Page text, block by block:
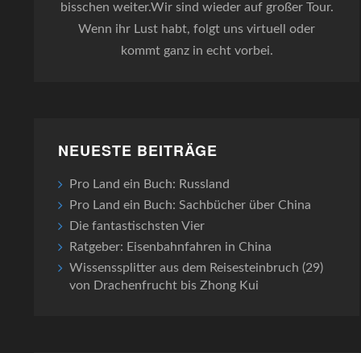
bisschen weiter.Wir sind wieder auf großer Tour.
Wenn ihr Lust habt, folgt uns virtuell oder
kommt ganz in echt vorbei.
NEUESTE BEITRÄGE
Pro Land ein Buch: Russland
Pro Land ein Buch: Sachbücher über China
Die fantastischsten Vier
Ratgeber: Eisenbahnfahren in China
Wissenssplitter aus dem Reisesteinbruch (29)
von Drachenfrucht bis Zhong Kui